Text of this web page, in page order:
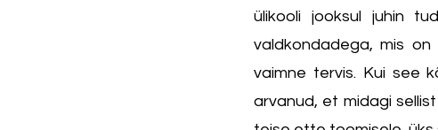
ülikooli jooksul juhin
valdkondadega, mis
vaimne tervis. Kui see
arvanud, et midagi